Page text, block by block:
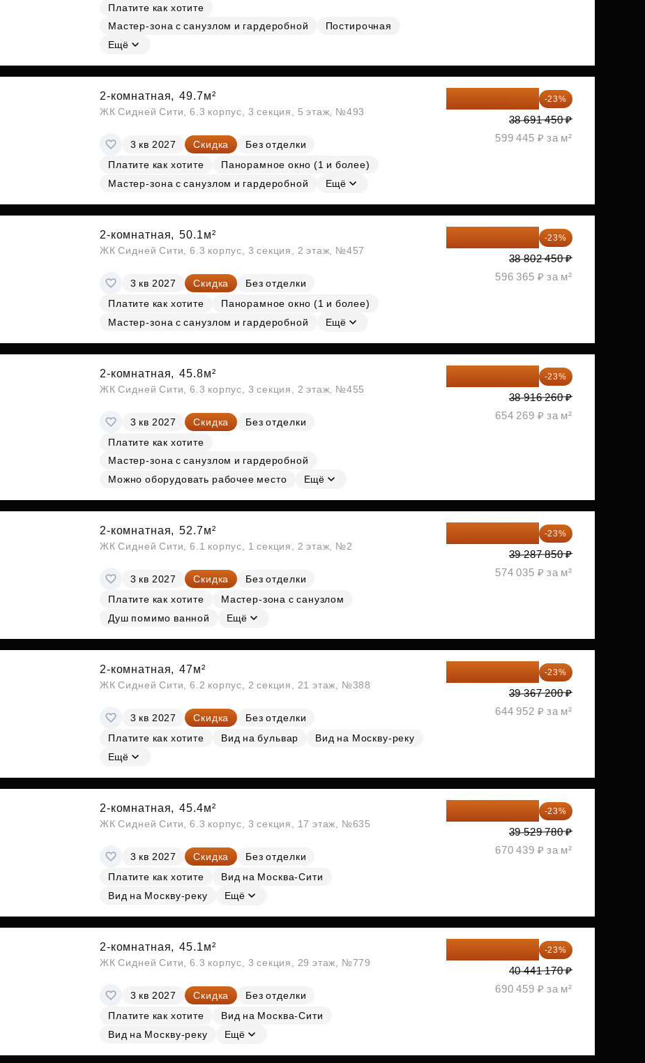
Платите как хотите
Мастер-зона с санузлом и гардеробной
Постирочная
Ещё
2-комнатная, 49.7м²
ЖК Сидней Сити, 6.3 корпус, 3 секция, 5 этаж, №493
3 кв 2027 Скидка
Без отделки
Платите как хотите
Панорамное окно (1 и более)
Мастер-зона с санузлом и гардеробной
Ещё
-23%
38 691 450 ₽
599 445 ₽ за м²
2-комнатная, 50.1м²
ЖК Сидней Сити, 6.3 корпус, 3 секция, 2 этаж, №457
3 кв 2027 Скидка
Без отделки
Платите как хотите
Панорамное окно (1 и более)
Мастер-зона с санузлом и гардеробной
Ещё
-23%
38 802 450 ₽
596 365 ₽ за м²
2-комнатная, 45.8м²
ЖК Сидней Сити, 6.3 корпус, 3 секция, 2 этаж, №455
3 кв 2027 Скидка
Без отделки
Платите как хотите
Мастер-зона с санузлом и гардеробной
Можно оборудовать рабочее место
Ещё
-23%
38 916 260 ₽
654 269 ₽ за м²
2-комнатная, 52.7м²
ЖК Сидней Сити, 6.1 корпус, 1 секция, 2 этаж, №2
3 кв 2027 Скидка
Без отделки
Платите как хотите
Мастер-зона с санузлом
Душ помимо ванной
Ещё
-23%
39 287 850 ₽
574 035 ₽ за м²
2-комнатная, 47м²
ЖК Сидней Сити, 6.2 корпус, 2 секция, 21 этаж, №388
3 кв 2027 Скидка
Без отделки
Платите как хотите
Вид на бульвар
Вид на Москву-реку
Ещё
-23%
39 367 200 ₽
644 952 ₽ за м²
2-комнатная, 45.4м²
ЖК Сидней Сити, 6.3 корпус, 3 секция, 17 этаж, №635
3 кв 2027 Скидка
Без отделки
Платите как хотите
Вид на Москва-Сити
Вид на Москву-реку
Ещё
-23%
39 529 780 ₽
670 439 ₽ за м²
2-комнатная, 45.1м²
ЖК Сидней Сити, 6.3 корпус, 3 секция, 29 этаж, №779
3 кв 2027 Скидка
Без отделки
Платите как хотите
Вид на Москва-Сити
Вид на Москву-реку
Ещё
-23%
40 441 170 ₽
690 459 ₽ за м²